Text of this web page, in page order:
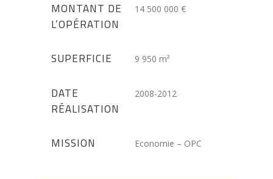
MONTANT DE
L’OPÉRATION
14 500 000 €
SUPERFICIE 9 950 m²
DATE
RÉALISATION
2008-2012
MISSION Economie – OPC